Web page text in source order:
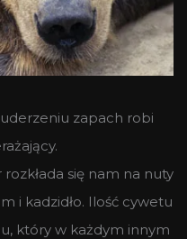
zapach robi
się nam na nuty
i kadzidło. Ilość cywetu
który w każdym innym